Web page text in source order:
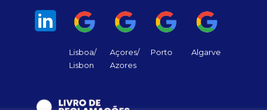
Lisboa/
Lisbon
Açores/
Azores
Porto Algarve